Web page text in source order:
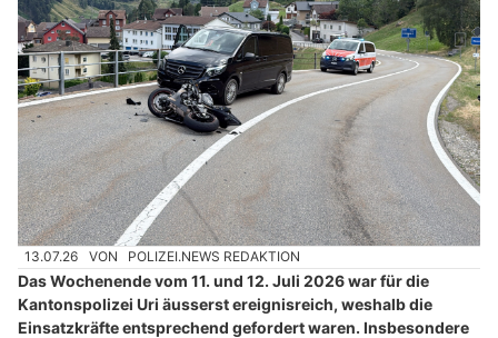
13.07.26 VON POLIZEI.NEWS REDAKTION
Das Wochenende vom 11. und 12. Juli 2026 war für die
Kantonspolizei Uri äusserst ereignisreich, weshalb die
Einsatzkräfte entsprechend gefordert waren. Insbesondere